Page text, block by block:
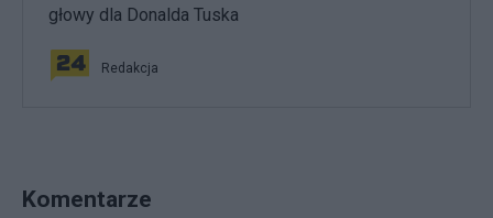
głowy dla Donalda Tuska
Redakcja
Komentarze